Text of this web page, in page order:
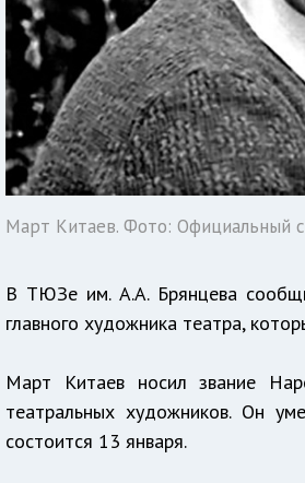
Март Китаев. Фото: Официальный
В ТЮЗе им. А.А. Брянцева
главного художника театра,
Март Китаев носил звание
театральных художников. Он
состоится 13 января.